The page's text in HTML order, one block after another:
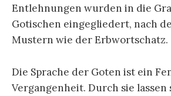
Entlehnungen wurden in die
Gotischen eingegliedert, nach
Mustern wie der Erbwortschatz.
Die Sprache der Goten ist ein
Vergangenheit. Durch sie